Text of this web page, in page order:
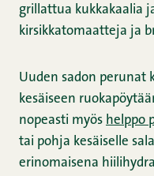
grillattua kukkakaalia
kirsikkatomaatteja ja
Uuden sadon perunat
kesäiseen
nopeasti myös helppo
tai pohja kesäiselle
erinomaisena